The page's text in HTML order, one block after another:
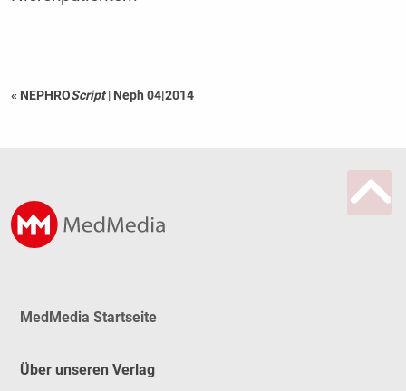
« NEPHROScript | Neph 04|2014
MedMedia Startseite
Über unseren Verlag